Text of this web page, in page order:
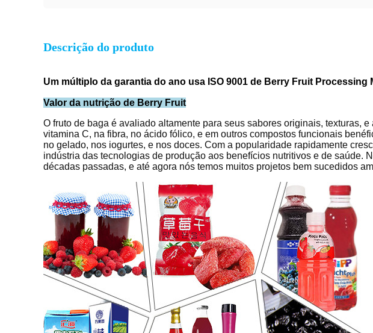
Descrição do produto
Um múltiplo da garantia do ano usa ISO 9001 de Berry Fruit Processing
Valor da nutrição de Berry Fruit
O fruto de baga é avaliado altamente para seus sabores originais, texturas,
vitamina C, na fibra, no ácido fólico, e em outros compostos funcionais
no gelado, nos iogurtes, e nos doces. Com a popularidade rapidamente
indústria das tecnologias de produção aos benefícios nutritivos e de saúde.
décadas passadas, e até agora nós temos muitos projetos bem sucedidos